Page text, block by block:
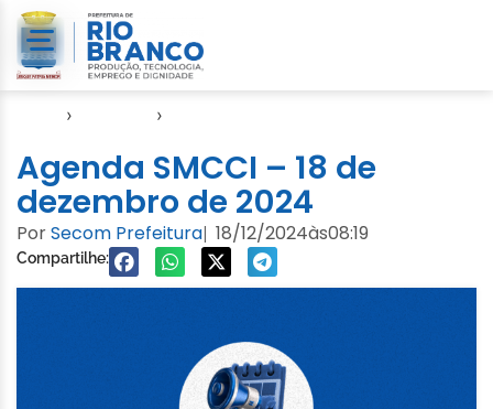
› ›
Agenda SMCCI – 18 de
dezembro de 2024
PorSecom Prefeitura| 18/12/2024às08:19
Compartilhe: